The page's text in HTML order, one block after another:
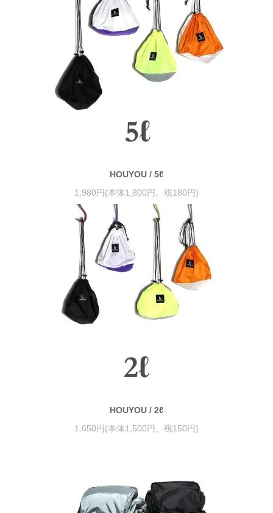
HOUYOU / 5ℓ
1,980円(本体1,800円、税180円)
HOUYOU / 2ℓ
1,650円(本体1,500円、税150円)